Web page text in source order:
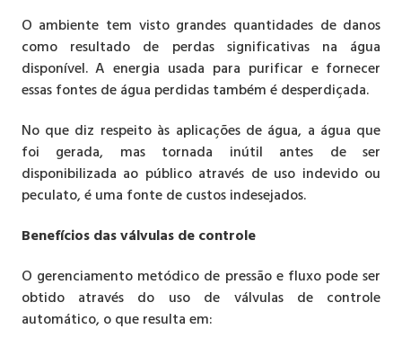
O ambiente tem visto grandes quantidades de danos
como resultado de perdas significativas na água
disponível. A energia usada para purificar e fornecer
essas fontes de água perdidas também é desperdiçada.
No que diz respeito às aplicações de água, a água que
foi gerada, mas tornada inútil antes de ser
disponibilizada ao público através de uso indevido ou
peculato, é uma fonte de custos indesejados.
Benefícios das válvulas de controle
O gerenciamento metódico de pressão e fluxo pode ser
obtido através do uso de válvulas de controle
automático, o que resulta em: